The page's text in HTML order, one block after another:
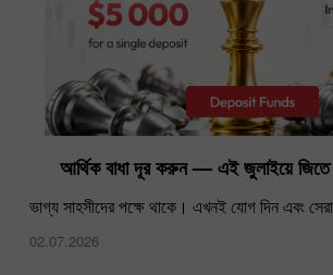
28.11.2024আর্থিক বাধা দূর করুন — এই জুলাইয়ে
ভাগ্য সাহসীদের পক্ষে থাকে। এখনই যোগ দিন এবং
02.07.2026